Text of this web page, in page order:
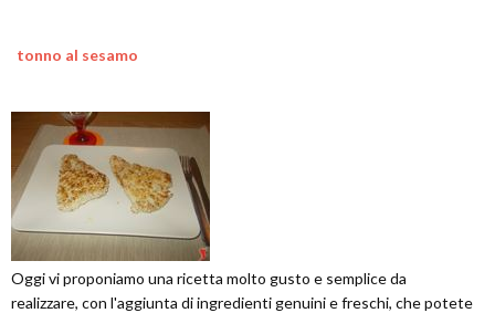
tonno al sesamo
Oggi vi proponiamo una ricetta molto gusto e semplice da
realizzare, con l'aggiunta di ingredienti genuini e freschi, che potete